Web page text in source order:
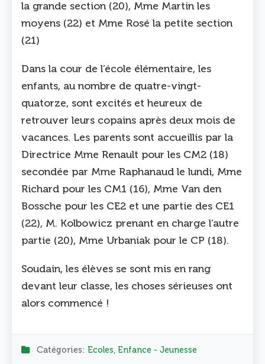
la grande section (20), Mme Martin les
moyens (22) et Mme Rosé la petite section
(21)
Dans la cour de l’école élémentaire, les
enfants, au nombre de quatre-vingt-
quatorze, sont excités et heureux de
retrouver leurs copains après deux mois de
vacances. Les parents sont accueillis par la
Directrice Mme Renault pour les CM2 (18)
secondée par Mme Raphanaud le lundi, Mme
Richard pour les CM1 (16), Mme Van den
Bossche pour les CE2 et une partie des CE1
(22), M. Kolbowicz prenant en charge l’autre
partie (20), Mme Urbaniak pour le CP (18).
Soudain, les élèves se sont mis en rang
devant leur classe, les choses sérieuses ont
alors commencé !
Catégories: Ecoles Enfance - Jeunesse